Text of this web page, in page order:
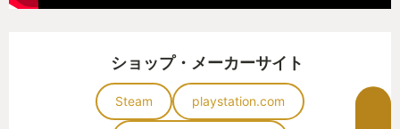
ショップ・メーカーサイト
Steam playstation.com